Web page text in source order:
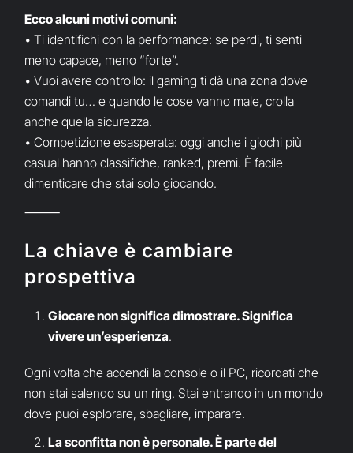
Ecco alcuni motivi comuni:
• Ti identifichi con la performance: se perdi, ti senti
meno capace, meno “forte”.
• Vuoi avere controllo: il gaming ti dà una zona dove
comandi tu… e quando le cose vanno male, crolla
anche quella sicurezza.
• Competizione esasperata: oggi anche i giochi più
casual hanno classifiche, ranked, premi. È facile
dimenticare che stai solo giocando.
⸻
La chiave è cambiare
prospettiva
Giocare non significa dimostrare. Significa
vivere un’esperienza.
Ogni volta che accendi la console o il PC, ricordati che
non stai salendo su un ring. Stai entrando in un mondo
dove puoi esplorare, sbagliare, imparare.
La sconfitta non è personale. È parte del